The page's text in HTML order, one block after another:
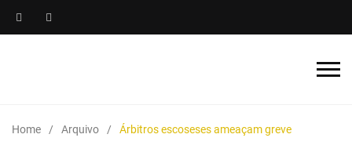
Home Arquivo Árbitros escoseses ameaçam greve